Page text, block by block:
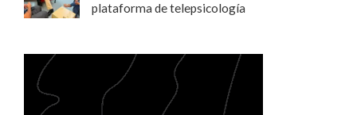
plataforma de telepsicología